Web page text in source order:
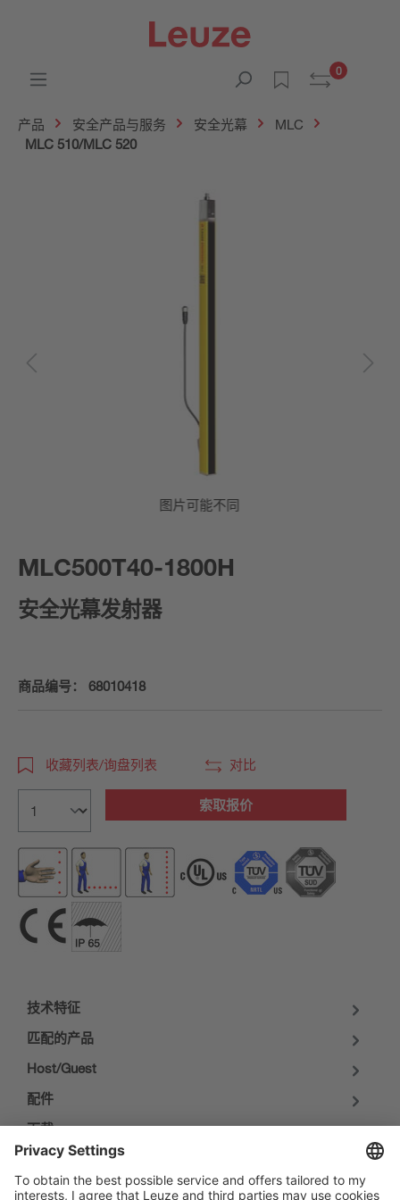
0
产品 安全产品与服务 安全光幕
MLC
MLC 510/MLC 520
图片可能不同
MLC500T40-1800H
安全光幕发射器
商品编号： 68010418
收藏列表/询盘列表 对比
索取报价
技术特征
匹配的产品
Host/Guest
配件
下载